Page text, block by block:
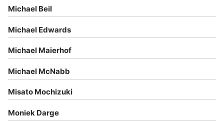
Michael Beil
Michael Edwards
Michael Maierhof
Michael McNabb
Misato Mochizuki
Moniek Darge